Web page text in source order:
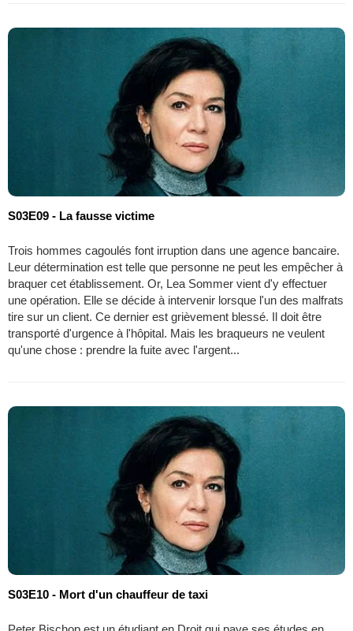
S03E09 - La fausse victime
Trois hommes cagoulés font irruption dans une agence bancaire.
Leur détermination est telle que personne ne peut les empêcher à
braquer cet établissement. Or, Lea Sommer vient d'y effectuer
une opération. Elle se décide à intervenir lorsque l'un des malfrats
tire sur un client. Ce dernier est grièvement blessé. Il doit être
transporté d'urgence à l'hôpital. Mais les braqueurs ne veulent
qu'une chose : prendre la fuite avec l'argent...
S03E10 - Mort d'un chauffeur de taxi